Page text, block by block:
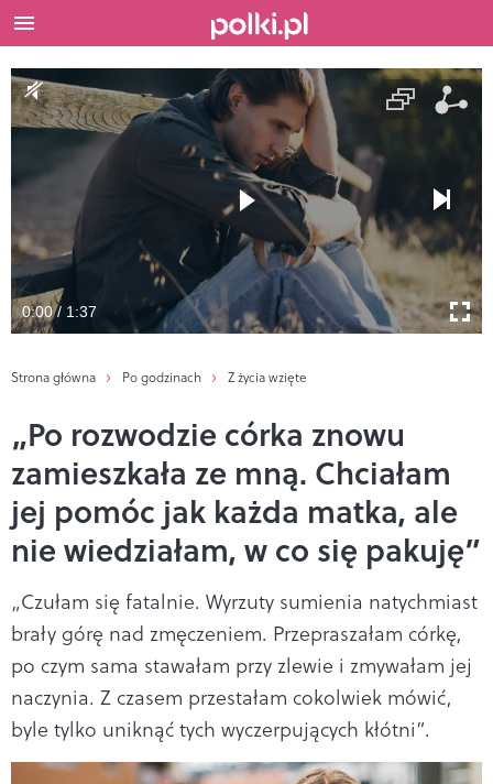
0:00 / 1:37
Strona główna Po godzinach Z życia wzięte
„Po rozwodzie córka znowu
zamieszkała ze mną. Chciałam
jej pomóc jak każda matka, ale
nie wiedziałam, w co się pakuję”
„Czułam się fatalnie. Wyrzuty sumienia natychmiast
brały górę nad zmęczeniem. Przepraszałam córkę,
po czym sama stawałam przy zlewie i zmywałam jej
naczynia. Z czasem przestałam cokolwiek mówić,
byle tylko uniknąć tych wyczerpujących kłótni”.